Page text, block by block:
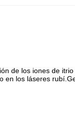
de los iones de
en los láseres